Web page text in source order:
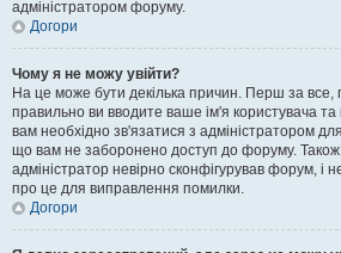
адміністратором форуму.
Догори
Чому я не можу увійти?
На це може бути декілька причин. Перш за все,
правильно ви вводите ваше ім'я користувача
вам необхідно зв'язатися з адміністратором
що вам не заборонено доступ до форуму.
адміністратор невірно сконфігурував форум, і
про це для виправлення помилки.
Догори